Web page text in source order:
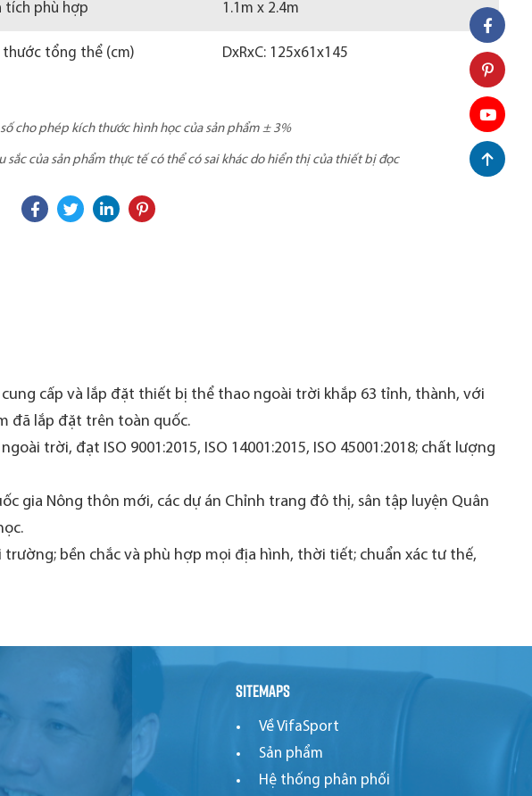
tích phù hợp 1.1m x 2.4m
thước tổng thể (cm) DxRxC: 125x61x145
số cho phép kích thước hình học của sản phẩm ± 3%
sắc của sản phẩm thực tế có thể có sai khác do hiển thị của thiết bị đọc
cung cấp và lắp đặt thiết bị thể thao ngoài trời khắp 63 tỉnh, thành, với
đã lắp đặt trên toàn quốc.
trời, đạt ISO 9001:2015, ISO 14001:2015, ISO 45001:2018; chất lượng
gia Nông thôn mới, các dự án Chỉnh trang đô thị, sân tập luyện Quân
bền chắc và phù hợp mọi địa hình, thời tiết; chuẩn xác tư thế,
Sitemaps
Về VifaSport
Sản phẩm
Hệ thống phân phối